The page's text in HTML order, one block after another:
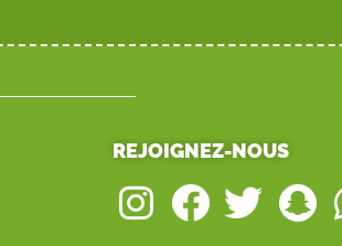
REJOIGNEZ-NOUS